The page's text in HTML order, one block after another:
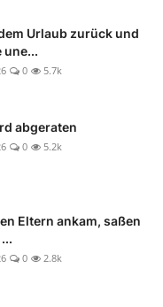
Urlaub zurück und
une...
0 5.7k
abgeraten
0 5.2k
Eltern ankam, saßen
0 2.8k